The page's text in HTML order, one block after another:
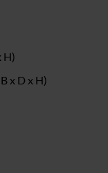
H)
x D x H)